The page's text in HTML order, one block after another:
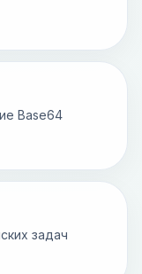
Base64
задач